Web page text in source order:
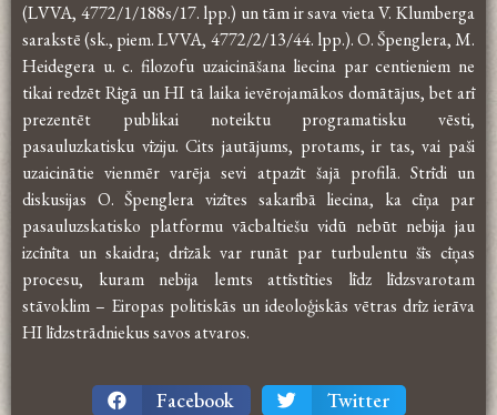
(LVVA, 4772/1/188s/17. lpp.) un tām ir sava vieta V. Klumberga
sarakstē (sk., piem. LVVA, 4772/2/13/44. lpp.). O. Špenglera, M.
Heidegera u. c. filozofu uzaicināšana liecina par centieniem ne
tikai redzēt Rīgā un HI tā laika ievērojamākos domātājus, bet arī
prezentēt publikai noteiktu programatisku vēsti,
pasauluzkatisku vīziju. Cits jautājums, protams, ir tas, vai paši
uzaicinātie vienmēr varēja sevi atpazīt šajā profilā. Strīdi un
diskusijas O. Špenglera vizītes sakarībā liecina, ka cīņa par
pasauluzskatisko platformu vācbaltiešu vidū nebūt nebija jau
izcīnīta un skaidra; drīzāk var runāt par turbulentu šīs cīņas
procesu, kuram nebija lemts attīstīties līdz līdzsvarotam
stāvoklim – Eiropas politiskās un ideoloģiskās vētras drīz ierāva
HI līdzstrādniekus savos atvaros.
Facebook Twitter